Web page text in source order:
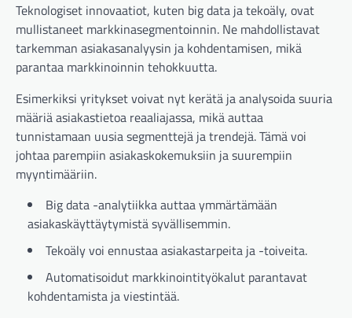
Teknologiset innovaatiot, kuten big data ja tekoäly, ovat
mullistaneet markkinasegmentoinnin. Ne mahdollistavat
tarkemman asiakasanalyysin ja kohdentamisen, mikä
parantaa markkinoinnin tehokkuutta.
Esimerkiksi yritykset voivat nyt kerätä ja analysoida suuria
määriä asiakastietoa reaaliajassa, mikä auttaa
tunnistamaan uusia segmenttejä ja trendejä. Tämä voi
johtaa parempiin asiakaskokemuksiin ja suurempiin
myyntimääriin.
Big data -analytiikka auttaa ymmärtämään
asiakaskäyttäytymistä syvällisemmin.
Tekoäly voi ennustaa asiakastarpeita ja -toiveita.
Automatisoidut markkinointityökalut parantavat
kohdentamista ja viestintää.